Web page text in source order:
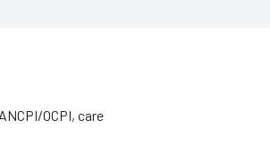
OCPI, care